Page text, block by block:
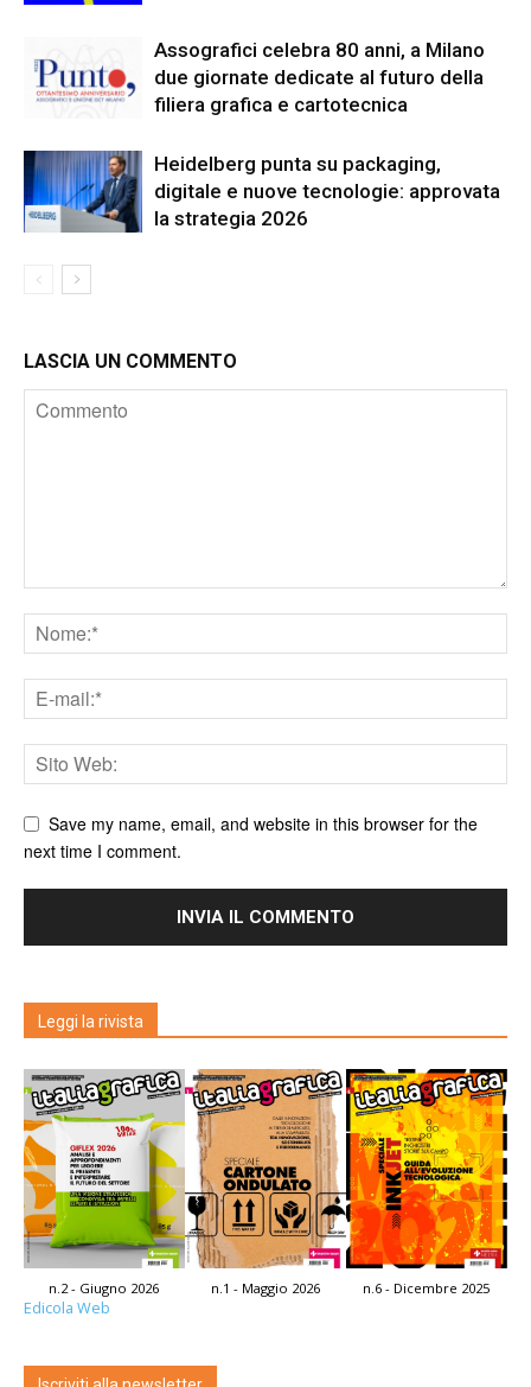
Assografici celebra 80 anni, a Milano
due giornate dedicate al futuro della
filiera grafica e cartotecnica
Heidelberg punta su packaging,
digitale e nuove tecnologie: approvata
la strategia 2026
LASCIA UN COMMENTO
Save my name, email, and website in this browser for the
next time I comment.
Leggi la rivista
n.2 - Giugno 2026 n.1 - Maggio 2026 n.6 - Dicembre 2025
Edicola Web